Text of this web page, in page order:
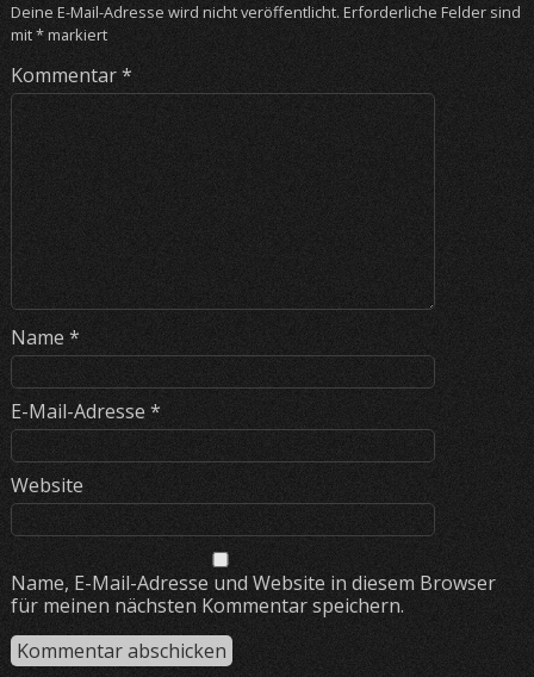
Deine E-Mail-Adresse wird nicht veröffentlicht. Erforderliche Felder sind
mit*markiert
Kommentar*
Name*
E-Mail-Adresse*
Website
Name, E-Mail-Adresse und Website in diesem Browser
für meinen nächsten Kommentar speichern.